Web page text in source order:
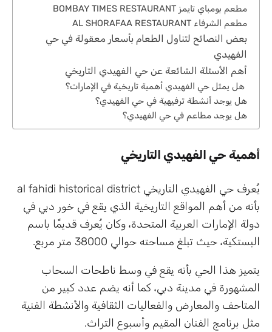
مطعم بومباي تايمز BOMBAY TIMES RESTAURANT
مطعم الشرفاء AL SHORAFAA RESTAURANT
بعض النصائح لتناول الطعام بأسعار معقولة في حي
الفهيدي
أهم الأسئلة الشائعة عن حي الفهيدي التاريخي
هل يمثل حي الفهيدي أهمية تاريخية في الإمارات؟
هل يوجد أنشطة ترفيهية في حي الفهيدي؟
هل يوجد مطاعم في حي الفهيدي؟
أهمية حي الفهيدي التاريخي
يُعرف حي الفهيدي التاريخي al fahidi historical district
بأنه من أهم المواقع التاريخية الذي يقع في خور دبي في
دولة الإمارات العربية المتحدة، وكان يُعرف قديمًا باسم
البستكية، حيث تبلغ مساحته حوالي 38000 متر مربع.
يتميز هذا الحي بأنه يقع في وسط ناطحات السحاب
المشهورة في مدينة دبي، كما أنه يضم عدد كبير من
المتاحف والمعارض والفعاليات الثقافية والأنشطة الفنية
مثل برنامج الفنان المقيم وأسبوع التراث.